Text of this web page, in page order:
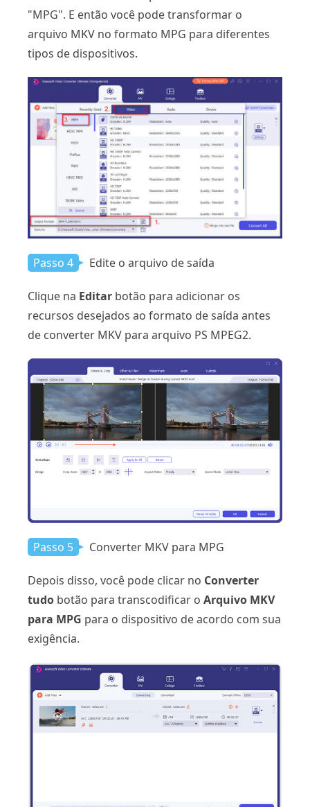
"MPG". E então você pode transformar o
arquivo MKV no formato MPG para diferentes
tipos de dispositivos.
Passo 4 Edite o arquivo de saída
Clique na Editar botão para adicionar os
recursos desejados ao formato de saída antes
de converter MKV para arquivo PS MPEG2.
Passo 5 Converter MKV para MPG
Depois disso, você pode clicar no Converter
tudo botão para transcodificar o Arquivo MKV
para MPG para o dispositivo de acordo com sua
exigência.